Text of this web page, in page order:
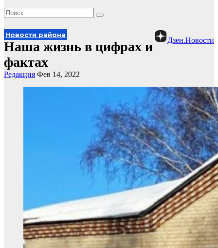
Дзен.Новости
Новости района
Наша жизнь в цифрах и
фактах
Редакция Фев 14, 2022